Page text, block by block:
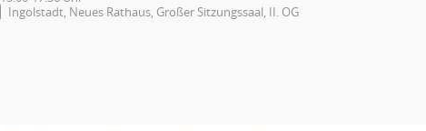
Ingolstadt, Neues Rathaus, Großer Sitzungssaal, II. OG